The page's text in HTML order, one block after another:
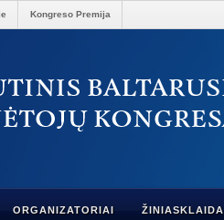
Kongreso Premija
ORGANIZATORIAI ŽINIASKLAIDA